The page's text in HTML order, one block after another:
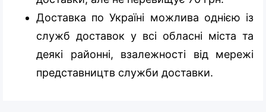
Доставка по Україні можлива однією із
служб доставок у всі обласні міста та
деякі районні, взалежності від мережі
представництв служби доставки.